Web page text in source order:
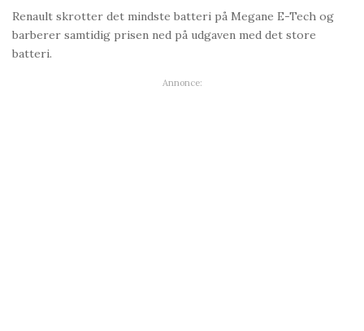
Renault skrotter det mindste batteri på Megane E-Tech og
barberer samtidig prisen ned på udgaven med det store
batteri.
Annonce: